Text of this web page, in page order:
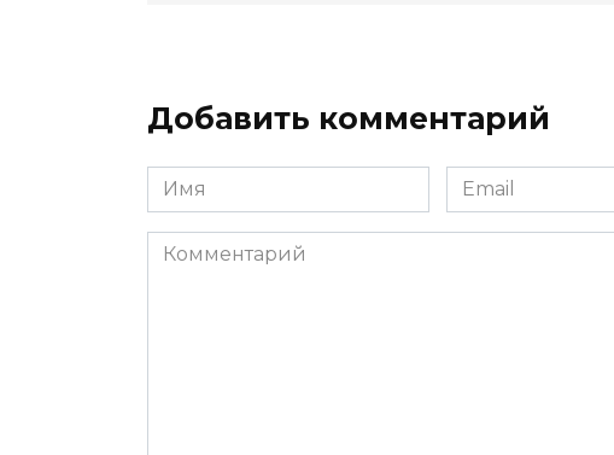
Добавить комментарий
Имя
*
Email
*
Комментарий